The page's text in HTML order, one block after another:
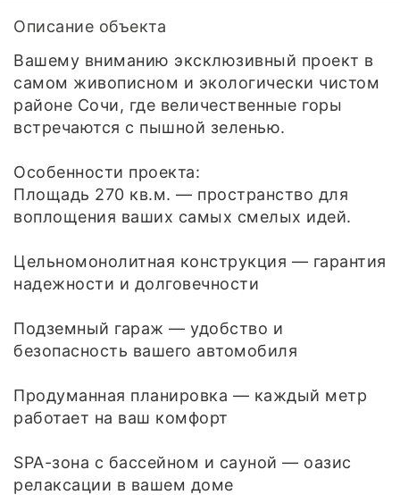
Описание объекта
Вашему вниманию эксклюзивный проект в
самом живописном и экологически чистом
районе Сочи, где величественные горы
встречаются с пышной зеленью.
Особенности проекта:
Площадь 270 кв.м. — пространство для
воплощения ваших самых смелых идей.
Цельномонолитная конструкция — гарантия
надежности и долговечности
Подземный гараж — удобство и
безопасность вашего автомобиля
Продуманная планировка — каждый метр
работает на ваш комфорт
SPA-зона с бассейном и сауной — оазис
релаксации в вашем доме